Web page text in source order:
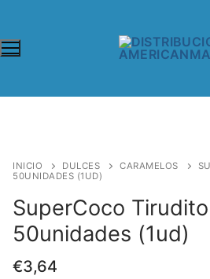
INICIO DULCES CARAMELOS
50UNIDADES (1UD)
SuperCoco
50unidades (1ud)
€3,64